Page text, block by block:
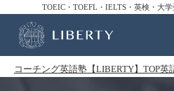
TOEIC・TOEFL・IELTS・英検・大
コーチング英語塾【LIBERTY】TOP英